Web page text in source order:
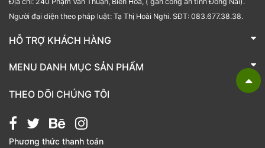
Người đại diện theo pháp luật: Tạ Thị Hoài Nghi. SĐT: 083.677.38.38.
HỖ TRỢ KHÁCH HÀNG
TRÁI CÂY NHẬP KHẨU BUBU FRESH
MENU DANH MỤC SẢN PHẨM
Bánh kẹo
Giỏ quà tặng
Hạt chia
THEO DÕI CHÚNG TÔI
Phương thức thanh toán